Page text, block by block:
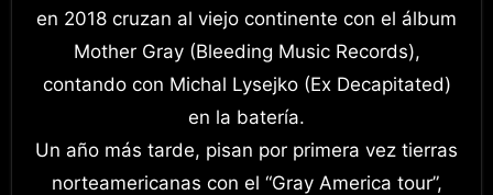
en 2018 cruzan al viejo continente con el álbum
Mother Gray (Bleeding Music Records),
contando con Michal Lysejko (Ex Decapitated)
en la batería.
Un año más tarde, pisan por primera vez tierras
norteamericanas con el “Gray America tour”,